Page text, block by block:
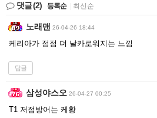
댓글(2) 등록순 최신순
노래맨 26-04-26 18:44
케리아가 점점 더 날카로워지는 느낌
답글
삼성야스오 26-04-27 00:25
T1 저점방어는 케황